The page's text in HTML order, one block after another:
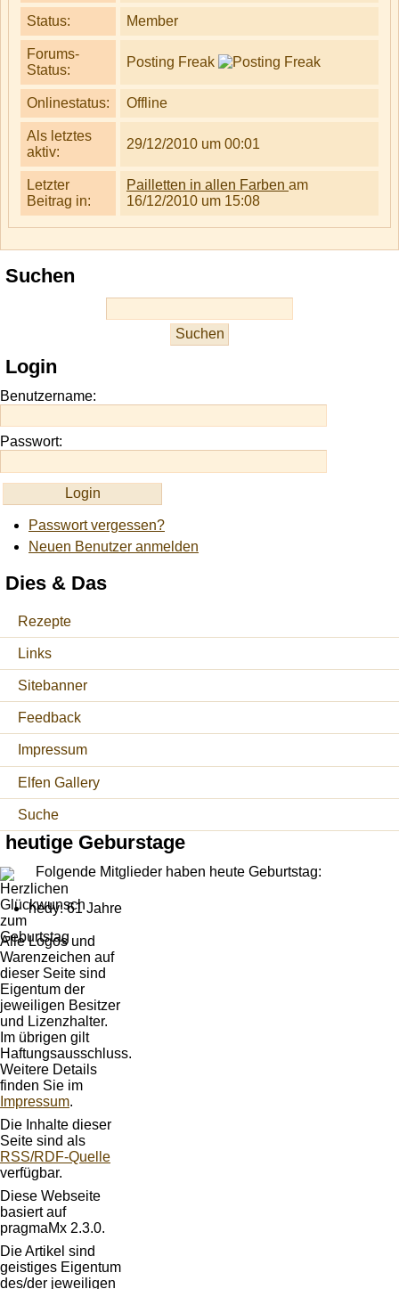
Status: Member
Forums-
Status:
Posting Freak
Onlinestatus: Offline
Als letztes
aktiv:
29/12/2010 um 00:01
Letzter
Beitrag in:
Pailletten in allen Farben am
16/12/2010 um 15:08
Suchen
Login
Benutzername:
Passwort:
Passwort vergessen?
Neuen Benutzer anmelden
Dies & Das
Rezepte
Links
Sitebanner
Feedback
Impressum
Elfen Gallery
Suche
heutige Geburstage
Folgende Mitglieder haben heute Geburtstag:
hedy: 61 Jahre
Alle Logos und
Warenzeichen auf
dieser Seite sind
Eigentum der
jeweiligen Besitzer
und Lizenzhalter.
Im übrigen gilt
Haftungsausschluss.
Weitere Details
finden Sie im
Impressum.
Die Inhalte dieser
Seite sind als
RSS/RDF-Quelle
verfügbar.
Diese Webseite
basiert auf
pragmaMx 2.3.0.
Die Artikel sind
geistiges Eigentum
des/der jeweiligen